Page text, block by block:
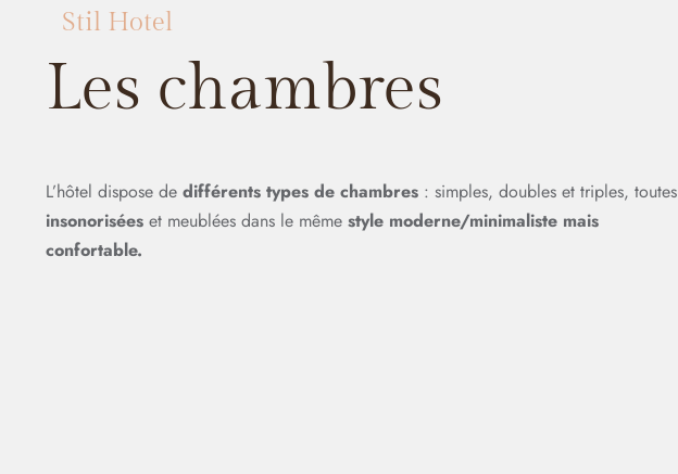
Stil Hotel
Les chambres
L’hôtel dispose de différents types de chambres : simples, doubles et triples, toutes
insonorisées et meublées dans le même style moderne/minimaliste mais
confortable.